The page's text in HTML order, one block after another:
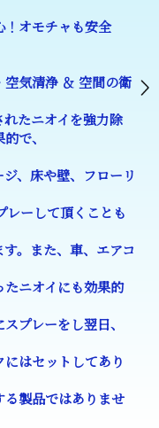
モチャも安全
清浄 ＆ 空間の衛
れたニオイを強力除
で、
、床や壁、フローリ
ーして頂くことも
。また、車、エアコ
ニオイにも効果的
プレーをし翌日、
はセットしてあり
製品ではありませ